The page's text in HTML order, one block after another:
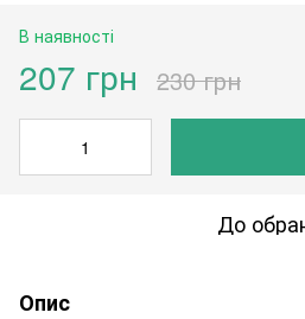
В наявності
207 грн 230 грн
До
Опис